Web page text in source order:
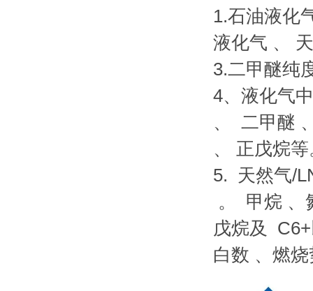
1.石油液化
液化气 、
3.二甲醚纯
4、液化气
、 二甲醚
、 正戊烷等
5. 天然气/
。 甲烷 、
戊烷及
白数 、燃